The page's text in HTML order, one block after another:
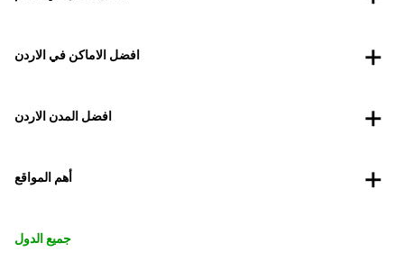
افضل الاماكن في الاردن
افضل المدن الاردن
أهم المواقع
جميع الدول